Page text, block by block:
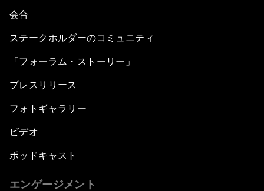
会合
ステークホルダーのコミュニティ
「フォーラム・ストーリー」
プレスリリース
フォトギャラリー
ビデオ
ポッドキャスト
エンゲージメント